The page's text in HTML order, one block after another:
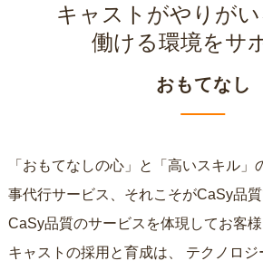
キャストがやりが
働ける環境をサ
おもてなし
「おもてなしの心」と「高いスキル」
事代行サービス、それこそがCaSy品質
CaSy品質のサービスを体現してお客
キャストの採用と育成は、